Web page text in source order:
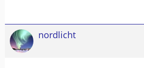
nordlicht